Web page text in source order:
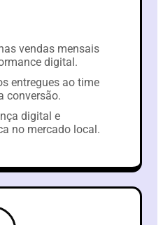
vendas mensais
digital.
entregues ao time
conversão.
digital e
no mercado local.